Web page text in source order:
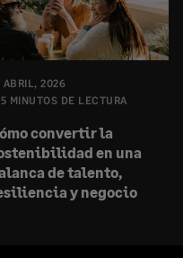
ABRIL, 2026
5 MINUTOS DE LECTURA
convertir la
en una
de talento,
y negocio